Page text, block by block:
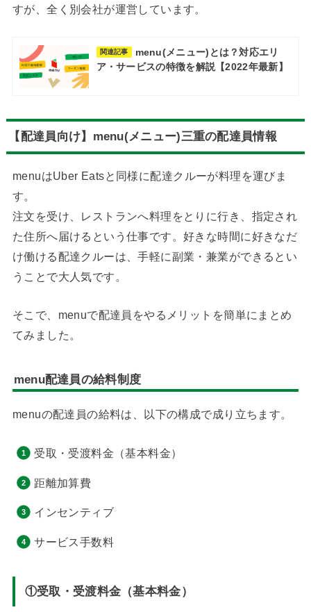
すが、全く別会社が運営しています。
関連記事
menu(メニュー)とは？対応エリ
ア・サービスの特徴を解説【2022年最新】
【配達員向け】menu(メニュー)三重の配達員情報
menuはUber Eatsと同様に配達クルーが料理を運びま
す。
注文を受け、レストランへ料理をとりに行き、指定され
た住所へ届けるという仕事です。好きな時間に好きなだ
け働ける配達クルーは、手軽に副業・兼業ができるとい
うことで大人気です。
そこで、menuで配達員をやるメリットを簡単にまとめ
てみました。
menu配達員の給料制度
menuの配達員の給料は、以下の構成で成り立ちます。
受取・受渡料金（基本料金）
距離加算費
インセンティブ
サービス手数料
①受取・受渡料金（基本料金）